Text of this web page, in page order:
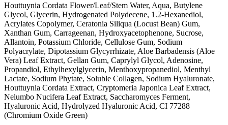
Houttuynia Cordata Flower/Leaf/Stem Water, Aqua, Butylene
Glycol, Glycerin, Hydrogenated Polydecene, 1.2-Hexanediol,
Acrylates Copolymer, Ceratonia Siliqua (Locust Bean) Gum,
Xanthan Gum, Carrageenan, Hydroxyacetophenone, Sucrose,
Allantoin, Potassium Chloride, Cellulose Gum, Sodium
Polyacrylate, Dipotassium Glycyrrhizate, Aloe Barbadensis (Aloe
Vera) Leaf Extract, Gellan Gum, Caprylyl Glycol, Adenosine,
Propandiol, Ethylhexylglycerin, Menthoxypropanediol, Menthyl
Lactate, Sodium Phytate, Soluble Collagen, Sodium Hyaluronate,
Houttuynia Cordata Extract, Cryptomeria Japonica Leaf Extract,
Nelumbo Nucifera Leaf Extract, Saccharomyces Ferment,
Hyaluronic Acid, Hydrolyzed Hyaluronic Acid, CI 77288
(Chromium Oxide Green)